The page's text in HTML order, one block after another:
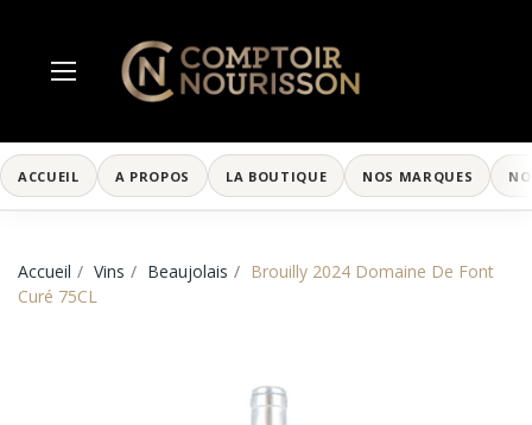
ACCUEIL A PROPOS LA BOUTIQUE NOS MARQUES
Accueil Vins Beaujolais
Brouilly 2024 Domaine De Font
Curé 75CL